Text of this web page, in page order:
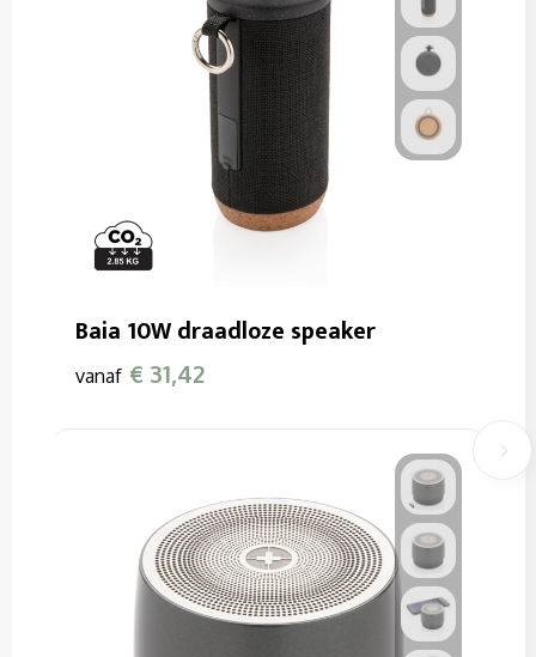
Baia 10W draadloze speaker
vanaf € 31,42